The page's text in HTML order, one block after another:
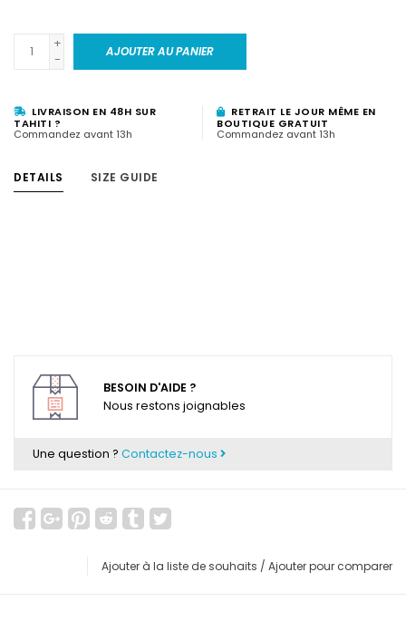
+
-
AJOUTER AU PANIER
LIVRAISON EN 48H SUR
TAHITI ?
Commandez avant 13h
RETRAIT LE JOUR MÊME EN
BOUTIQUE GRATUIT
Commandez avant 13h
DETAILS SIZE GUIDE
BESOIN D'AIDE ?
Nous restons joignables
Une question ? Contactez-nous
Ajouter à la liste de souhaits / Ajouter pour comparer